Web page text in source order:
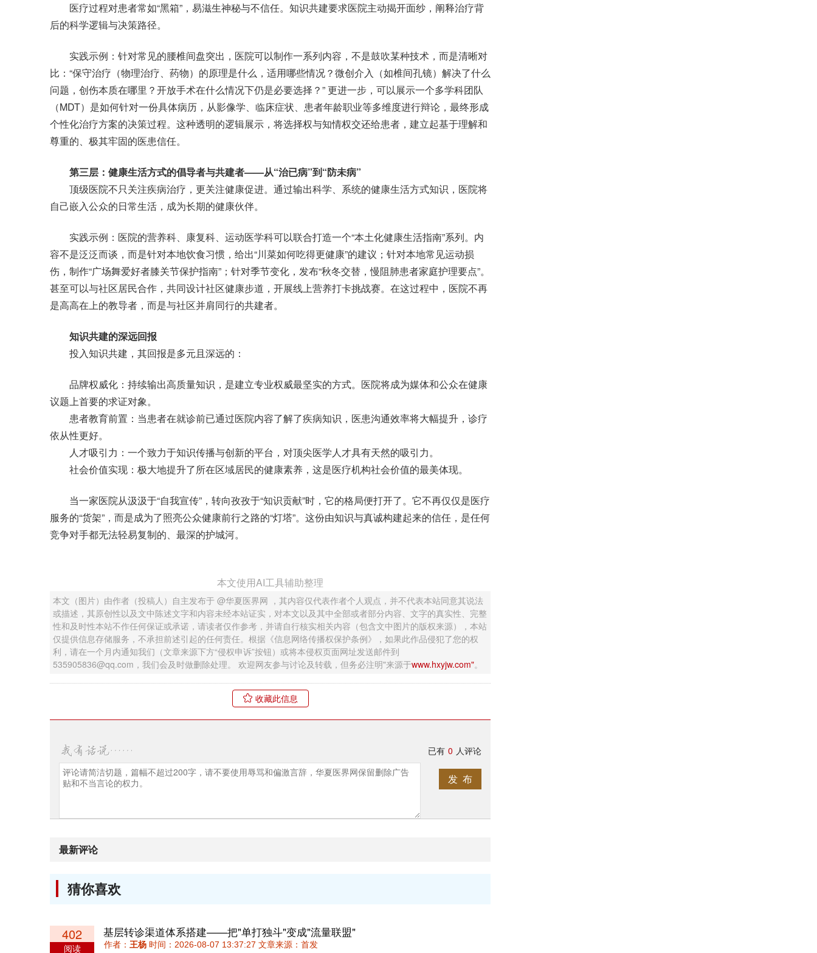
医疗过程对患者常如“黑箱”，易滋生神秘与不信任。知识共建要求医院主动揭开面纱，阐释治疗背
后的科学逻辑与决策路径。
实践示例：针对常见的腰椎间盘突出，医院可以制作一系列内容，不是鼓吹某种技术，而是清晰对
比：“保守治疗（物理治疗、药物）的原理是什么，适用哪些情况？微创介入（如椎间孔镜）解决了什么
问题，创伤本质在哪里？开放手术在什么情况下仍是必要选择？” 更进一步，可以展示一个多学科团队
（MDT）是如何针对一份具体病历，从影像学、临床症状、患者年龄职业等多维度进行辩论，最终形成
个性化治疗方案的决策过程。这种透明的逻辑展示，将选择权与知情权交还给患者，建立起基于理解和
尊重的、极其牢固的医患信任。
第三层：健康生活方式的倡导者与共建者——从“治已病”到“防未病”
顶级医院不只关注疾病治疗，更关注健康促进。通过输出科学、系统的健康生活方式知识，医院将
自己嵌入公众的日常生活，成为长期的健康伙伴。
实践示例：医院的营养科、康复科、运动医学科可以联合打造一个“本土化健康生活指南”系列。内
容不是泛泛而谈，而是针对本地饮食习惯，给出“川菜如何吃得更健康”的建议；针对本地常见运动损
伤，制作“广场舞爱好者膝关节保护指南”；针对季节变化，发布“秋冬交替，慢阻肺患者家庭护理要点”。
甚至可以与社区居民合作，共同设计社区健康步道，开展线上营养打卡挑战赛。在这过程中，医院不再
是高高在上的教导者，而是与社区并肩同行的共建者。
知识共建的深远回报
投入知识共建，其回报是多元且深远的：
品牌权威化：持续输出高质量知识，是建立专业权威最坚实的方式。医院将成为媒体和公众在健康
议题上首要的求证对象。
患者教育前置：当患者在就诊前已通过医院内容了解了疾病知识，医患沟通效率将大幅提升，诊疗
依从性更好。
人才吸引力：一个致力于知识传播与创新的平台，对顶尖医学人才具有天然的吸引力。
社会价值实现：极大地提升了所在区域居民的健康素养，这是医疗机构社会价值的最美体现。
当一家医院从汲汲于“自我宣传”，转向孜孜于“知识贡献”时，它的格局便打开了。它不再仅仅是医疗
服务的“货架”，而是成为了照亮公众健康前行之路的“灯塔”。这份由知识与真诚构建起来的信任，是任何
竞争对手都无法轻易复制的、最深的护城河。
本文使用AI工具辅助整理
本文（图片）由作者（投稿人）自主发布于 @华夏医界网 ，其内容仅代表作者个人观点，并不代表本站同意其说法
或描述，其原创性以及文中陈述文字和内容未经本站证实，对本文以及其中全部或者部分内容、文字的真实性、完整
性和及时性本站不作任何保证或承诺，请读者仅作参考，并请自行核实相关内容（包含文中图片的版权来源），本站
仅提供信息存储服务，不承担前述引起的任何责任。根据《信息网络传播权保护条例》，如果此作品侵犯了您的权
利，请在一个月内通知我们（文章来源下方“侵权申诉”按钮）或将本侵权页面网址发送邮件到
535905836@qq.com，我们会及时做删除处理。 欢迎网友参与讨论及转载，但务必注明"来源于www.hxyjw.com"。
收藏此信息
已有 0 人评论
发 布
最新评论
猜你喜欢
402
阅读
基层转诊渠道体系搭建——把"单打独斗"变成"流量联盟"
作者： 王杨 时间：2026-08-07 13:37:27 文章来源：首发